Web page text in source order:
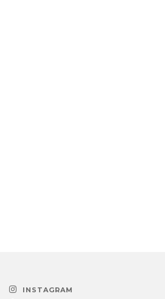
INSTAGRAM